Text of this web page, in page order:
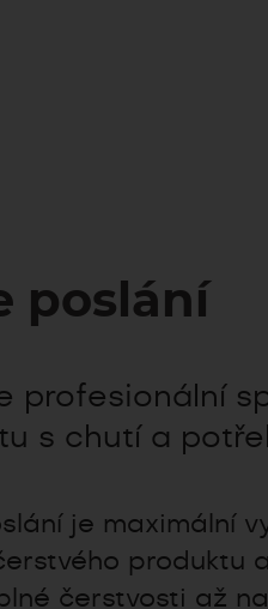
poslání
profesionální
s chutí a
je maximální
produktu
čerstvosti až